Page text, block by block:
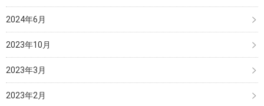
2024年6月
2023年10月
2023年3月
2023年2月